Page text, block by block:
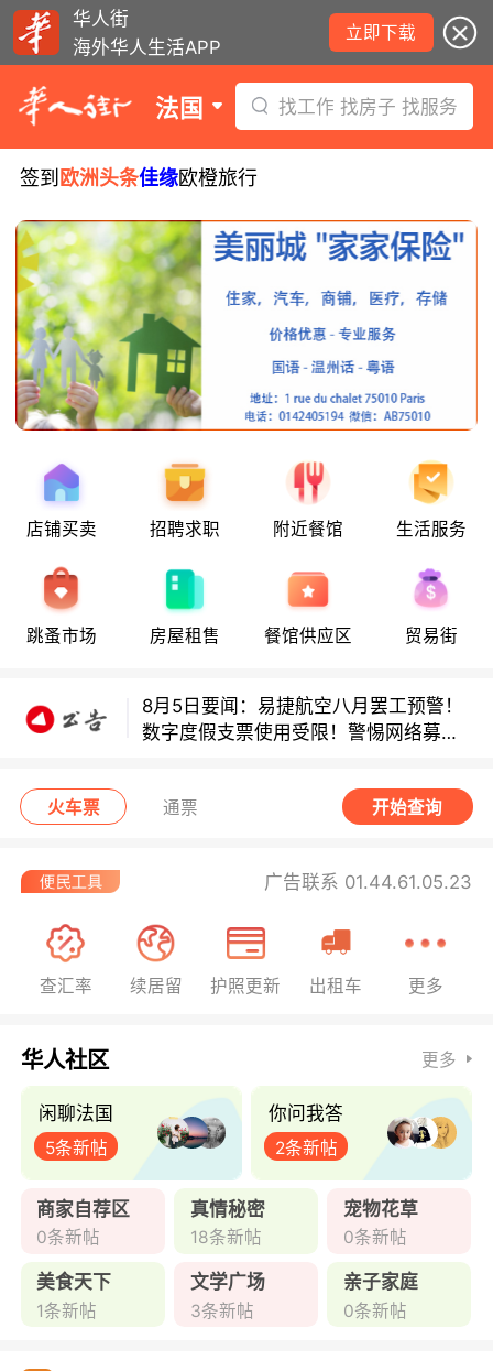
华人街
海外华人生活APP
立即下载
法国 找工作 找房子 找服务
签到 欧洲头条佳缘欧橙旅行
店铺买卖 招聘求职 附近餐馆 生活服务
跳蚤市场 房屋租售 餐馆供应区 贸易街
8月5日要闻：易捷航空八月罢工预警！
数字度假支票使用受限！警惕网络募捐
无栏杆收费站逃费将重罚！
多款避孕套因安全缺陷召回！
8月5日要闻：易捷航空八月罢工预警！
数字度假支票使用受限！警惕网络募捐
无栏杆收费站逃费将重罚！
火车票 通票 开始查询
广告联系 01.44.61.05.23
查汇率 续居留 护照更新 出租车 更多
华人社区 更多
闲聊法国
5条新帖
你问我答
2条新帖
商家自荐区
0条新帖
真情秘密
18条新帖
宠物花草
0条新帖
美食天下
1条新帖
文学广场
3条新帖
亲子家庭
0条新帖